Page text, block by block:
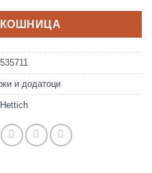
и додатоци
Hettich